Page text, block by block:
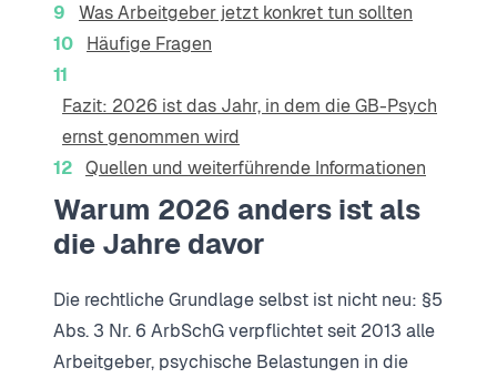
Was Arbeitgeber jetzt konkret tun sollten
Häufige Fragen
Fazit: 2026 ist das Jahr, in dem die GB-Psych
ernst genommen wird
Quellen und weiterführende Informationen
Warum 2026 anders ist als
die Jahre davor
Die rechtliche Grundlage selbst ist nicht neu: §5
Abs. 3 Nr. 6 ArbSchG verpflichtet seit 2013 alle
Arbeitgeber, psychische Belastungen in die